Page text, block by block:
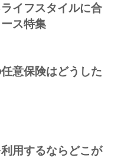
イフスタイルに合
ス特集
意保険はどうした
用するならどこが